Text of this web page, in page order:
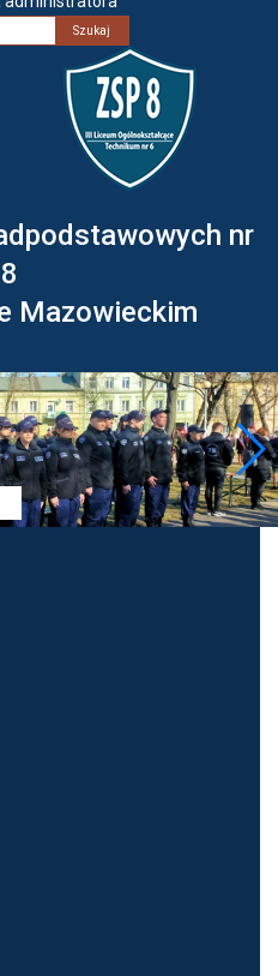
nr
8
Mazowieckim